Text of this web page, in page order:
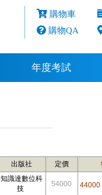
購物車
購物QA
年度考試
出版社 定價
知識達數位科
技
54000 44000